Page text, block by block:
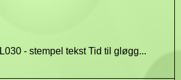
- stempel tekst Tid til gløgg...